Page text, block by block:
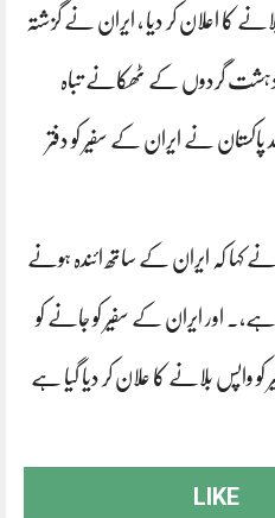
کا اعلان کر دیا ، ایران نے گزشتہ
دہشت گردوں کے ٹھکانے تباہ
نے ایران کے سفیر کو دفتر
کہا کہ ایران کے ساتھ ائندہ ہونے
ہے،. اور ایران کے سفیر کو جانے کو
کو واپس بلانے کا علان کر دیا گیا ہے
LIKE